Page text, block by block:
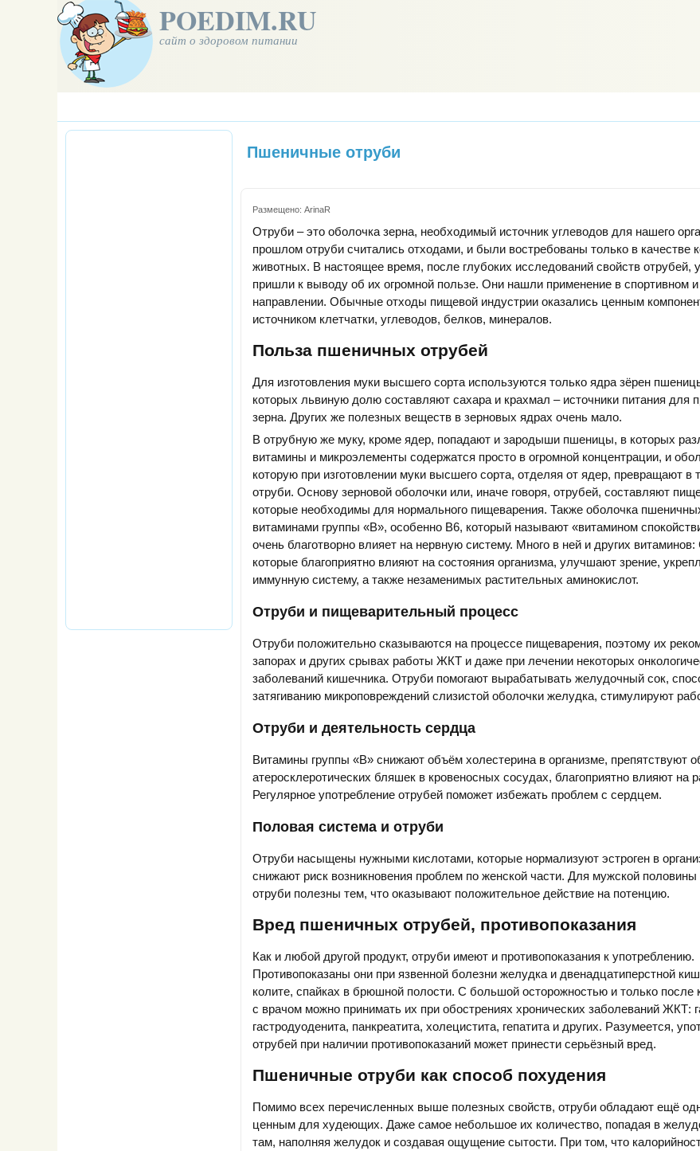
POEDIM.RU
сайт о здоровом питании
Пшеничные отруби
Размещено: ArinaR
Отруби – это оболочка зерна, необходимый источник углеводов для нашего
прошлом отруби считались отходами, и были востребованы только в качестве
животных. В настоящее время, после глубоких исследований свойств отрубей,
пришли к выводу об их огромной пользе. Они нашли применение в спортивном
направлении. Обычные отходы пищевой индустрии оказались ценным
источником клетчатки, углеводов, белков, минералов.
Польза пшеничных отрубей
Для изготовления муки высшего сорта используются только ядра зёрен
которых львиную долю составляют сахара и крахмал – источники питания для
зерна. Других же полезных веществ в зерновых ядрах очень мало.
В отрубную же муку, кроме ядер, попадают и зародыши пшеницы, в которых
витамины и микроэлементы содержатся просто в огромной концентрации, и
которую при изготовлении муки высшего сорта, отделяя от ядер, превращают в
отруби. Основу зерновой оболочки или, иначе говоря, отрубей, составляют
которые необходимы для нормального пищеварения. Также оболочка
витаминами группы «B», особенно B6, который называют «витамином
очень благотворно влияет на нервную систему. Много в ней и других витаминов:
которые благоприятно влияют на состояния организма, улучшают зрение,
иммунную систему, а также незаменимых растительных аминокислот.
Отруби и пищеварительный процесс
Отруби положительно сказываются на процессе пищеварения, поэтому их
запорах и других срывах работы ЖКТ и даже при лечении некоторых
заболеваний кишечника. Отруби помогают вырабатывать желудочный сок,
затягиванию микроповреждений слизистой оболочки желудка, стимулируют
Отруби и деятельность сердца
Витамины группы «B» снижают объём холестерина в организме, препятствуют
атеросклеротических бляшек в кровеносных сосудах, благоприятно влияют на
Регулярное употребление отрубей поможет избежать проблем с сердцем.
Половая система и отруби
Отруби насыщены нужными кислотами, которые нормализуют эстроген в
снижают риск возникновения проблем по женской части. Для мужской половины
отруби полезны тем, что оказывают положительное действие на потенцию.
Вред пшеничных отрубей, противопоказания
Как и любой другой продукт, отруби имеют и противопоказания к употреблению.
Противопоказаны они при язвенной болезни желудка и двенадцатиперстной
колите, спайках в брюшной полости. С большой осторожностью и только после
с врачом можно принимать их при обострениях хронических заболеваний ЖКТ:
гастродуоденита, панкреатита, холецистита, гепатита и других. Разумеется,
отрубей при наличии противопоказаний может принести серьёзный вред.
Пшеничные отруби как способ похудения
Помимо всех перечисленных выше полезных свойств, отруби обладают ещё
ценным для худеющих. Даже самое небольшое их количество, попадая в
там, наполняя желудок и создавая ощущение сытости. При том, что